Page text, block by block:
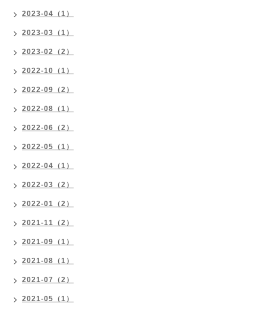
2023-04（1）
2023-03（1）
2023-02（2）
2022-10（1）
2022-09（2）
2022-08（1）
2022-06（2）
2022-05（1）
2022-04（1）
2022-03（2）
2022-01（2）
2021-11（2）
2021-09（1）
2021-08（1）
2021-07（2）
2021-05（1）